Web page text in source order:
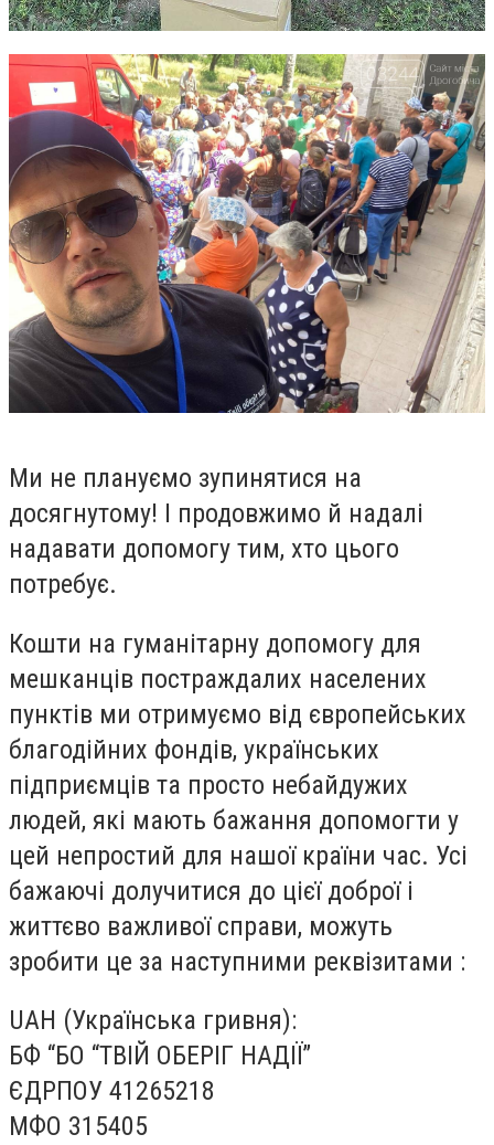
Ми не плануємо зупинятися на
досягнутому! І продовжимо й надалі
надавати допомогу тим, хто цього
потребує.
Кошти на гуманітарну допомогу для
мешканців постраждалих населених
пунктів ми отримуємо від європейських
благодійних фондів, українських
підприємців та просто небайдужих
людей, які мають бажання допомогти у
цей непростий для нашої країни час. Усі
бажаючі долучитися до цієї доброї і
життєво важливої справи, можуть
зробити це за наступними реквізитами :
UAH (Українська гривня):
БФ “БО “ТВІЙ ОБЕРІГ НАДІЇ”
ЄДРПОУ 41265218
МФО 315405